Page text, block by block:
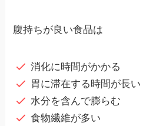
腹持ちが良い食品は
消化に時間がかかる
胃に滞在する時間が長い
水分を含んで膨らむ
食物繊維が多い